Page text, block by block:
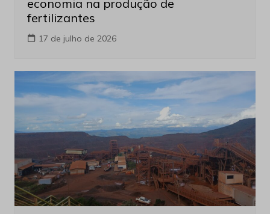
economia na produção de
fertilizantes
17 de julho de 2026